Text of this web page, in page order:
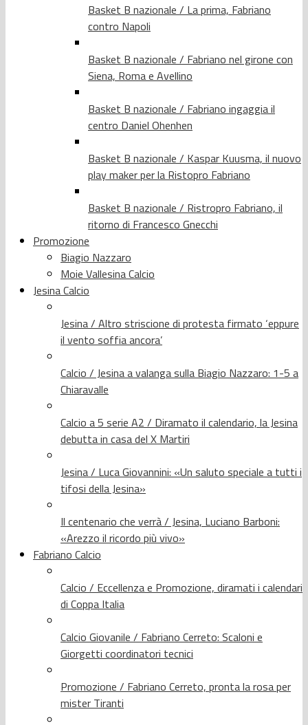
Basket B nazionale / La prima, Fabriano
contro Napoli
Basket B nazionale / Fabriano nel girone con
Siena, Roma e Avellino
Basket B nazionale / Fabriano ingaggia il
centro Daniel Ohenhen
Basket B nazionale / Kaspar Kuusma, il nuovo
play maker per la Ristopro Fabriano
Basket B nazionale / Ristropro Fabriano, il
ritorno di Francesco Gnecchi
Promozione
Biagio Nazzaro
Moie Vallesina Calcio
Jesina Calcio
Jesina / Altro striscione di protesta firmato ‘eppure
il vento soffia ancora’
Calcio / Jesina a valanga sulla Biagio Nazzaro: 1-5 a
Chiaravalle
Calcio a 5 serie A2 / Diramato il calendario, la Jesina
debutta in casa del X Martiri
Jesina / Luca Giovannini: «Un saluto speciale a tutti i
tifosi della Jesina»
Il centenario che verrà / Jesina, Luciano Barboni:
«Arezzo il ricordo più vivo»
Fabriano Calcio
Calcio / Eccellenza e Promozione, diramati i calendari
di Coppa Italia
Calcio Giovanile / Fabriano Cerreto: Scaloni e
Giorgetti coordinatori tecnici
Promozione / Fabriano Cerreto, pronta la rosa per
mister Tiranti